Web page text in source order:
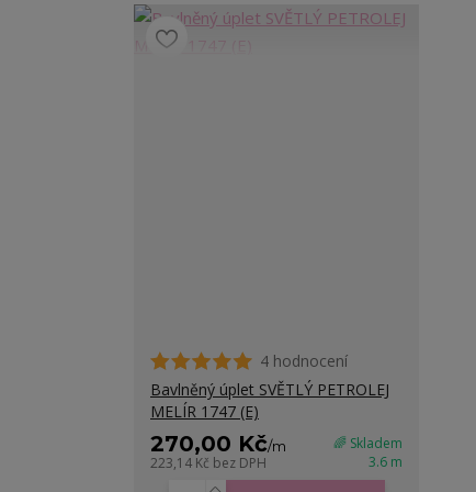
4 hodnocení
Bavlněný úplet SVĚTLÝ PETROLEJ
MELÍR 1747 (E)
270,00 Kč/m
223,14 Kč bez DPH
🌈 Skladem
3.6 m